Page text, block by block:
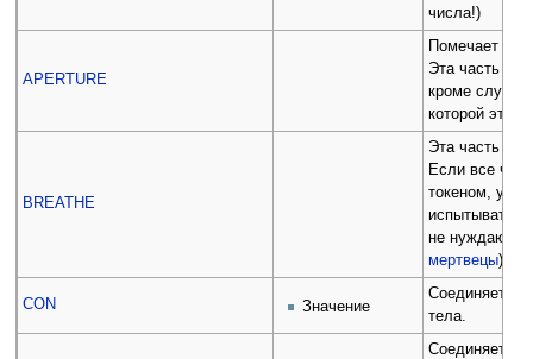
числа!)
APERTURE
Помечает
Эта часть
кроме случая
которой эта
BREATHE
Эта часть
Если все
токеном,
испытывать
не
мертвецы).
CON Значение
Соединяет
тела.
Соединяет